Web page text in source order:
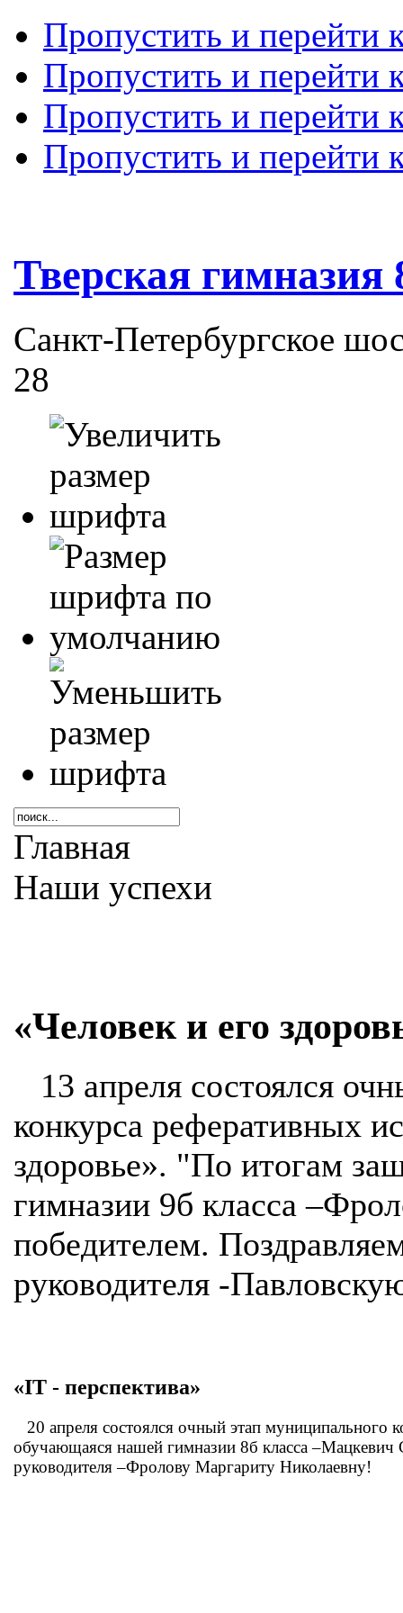
Пропустить и перейти
Пропустить и перейти
Пропустить и перейти
Пропустить и перейти
Тверская гимназия
Санкт-Петербургское
28
Главная
Наши успехи
«Человек и его
13 апреля состоялся
конкурса реферативных
здоровье». "По итогам
гимназии 9б класса
победителем.
руководителя -
«IТ - перспектива»
20 апреля состоялся очный этап муниципального
обучающаяся нашей гимназии 8б класса
руководителя –Фролову Маргариту Николаевну!